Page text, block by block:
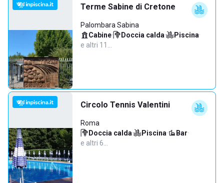
Terme Sabine di Cretone
Palombara Sabina
Cabine· Doccia calda· Piscina·
e altri 11…
Circolo Tennis Valentini
Roma
Doccia calda· Piscina· Bar·
e altri 6…